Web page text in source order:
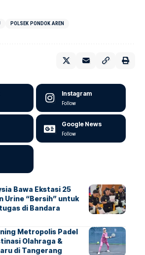
POLSEK PONDOK AREN
Instagram
Follow
Google News
Follow
Bawa Ekstasi 25
Urine “Bersih” untuk
di Bandara
Metropolis Padel
Olahraga &
di Tangerang